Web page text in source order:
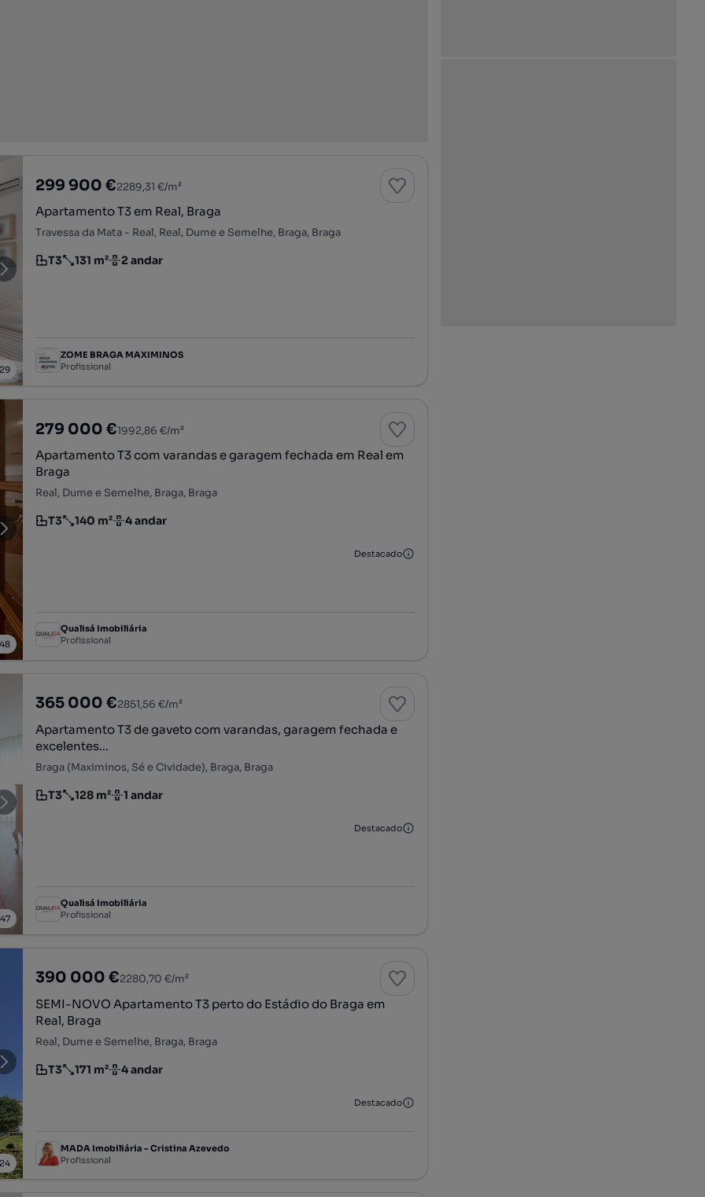
29
299 900 €2289,31 €/m²
Apartamento T3 em Real, Braga
Travessa da Mata - Real, Real, Dume e Semelhe, Braga, Braga
Tipologia
T3
Preço por metro quadrado
131 m²
Andar 2 andar
ZOME BRAGA MAXIMINOS
Profissional
48
279 000 €1992,86 €/m²
Apartamento T3 com varandas e garagem fechada em Real em
Braga
Real, Dume e Semelhe, Braga, Braga
Tipologia
T3
Preço por metro quadrado
140 m²
Andar 4 andar
Destacado
Qualisá Imobiliária
Profissional
47
365 000 €2851,56 €/m²
Apartamento T3 de gaveto com varandas, garagem fechada e
excelentes...
Braga (Maximinos, Sé e Cividade), Braga, Braga
Tipologia
T3
Preço por metro quadrado
128 m²
Andar 1 andar
Destacado
Qualisá Imobiliária
Profissional
24
390 000 €2280,70 €/m²
SEMI-NOVO Apartamento T3 perto do Estádio do Braga em
Real, Braga
Real, Dume e Semelhe, Braga, Braga
Tipologia
T3
Preço por metro quadrado
171 m²
Andar 4 andar
Destacado
MADA Imobiliária - Cristina Azevedo
Profissional